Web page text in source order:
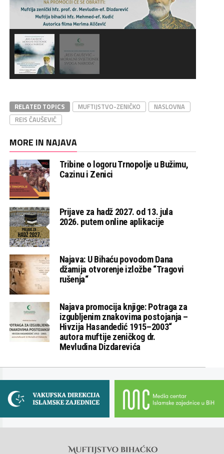
RELATED TOPICS MUFTIJSTVO-ZENIČKO
NASLOVNA
REIS ČAUŠEVIĆ
MORE IN NAJAVA
Tribine o logoru Trnopolje u Bužimu,
Cazinu i Zenici
Prijave za hadž 2027. od 13. jula
2026. putem online aplikacije
Najava: U Bihaću povodom Dana
džamija otvorenje izložbe “Tragovi
rušenja“
Najava promocija knjige: Potraga za
izgubljenim znakovima postojanja –
Hivzija Hasandedić 1915–2003“
autora muftije zeničkog dr.
Mevludina Dizdarevića